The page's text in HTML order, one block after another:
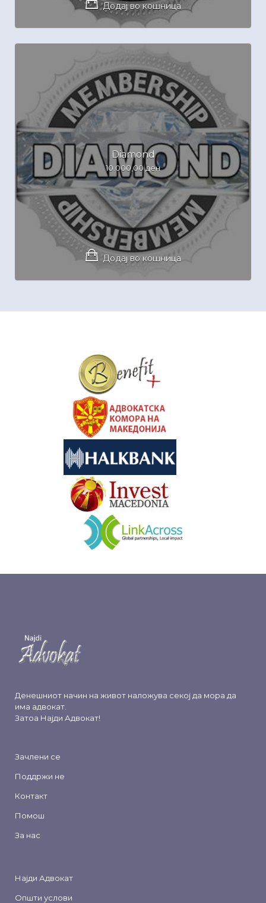
Додај во кошница
Diamond
10.000,00ден
Додај во кошница
Денешниот начин на живот наложува секој да мора да
има адвокат.
Затоа Најди Адвокат!
Зачлени се
Поддржи не
Контакт
Помош
За нас
Најди Адвокат
Општи услови